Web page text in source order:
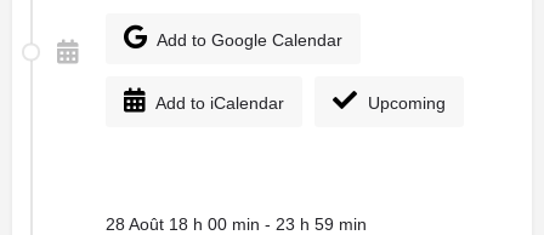
Add to Google Calendar
Add to iCalendar Upcoming
28 Août 18 h 00 min - 23 h 59 min